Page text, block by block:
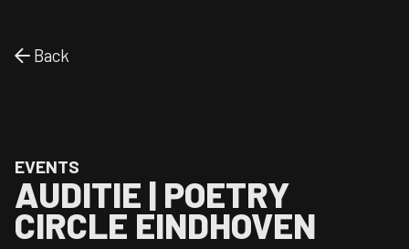
Back
EVENTS
AUDITIE | POETRY
CIRCLE EINDHOVEN